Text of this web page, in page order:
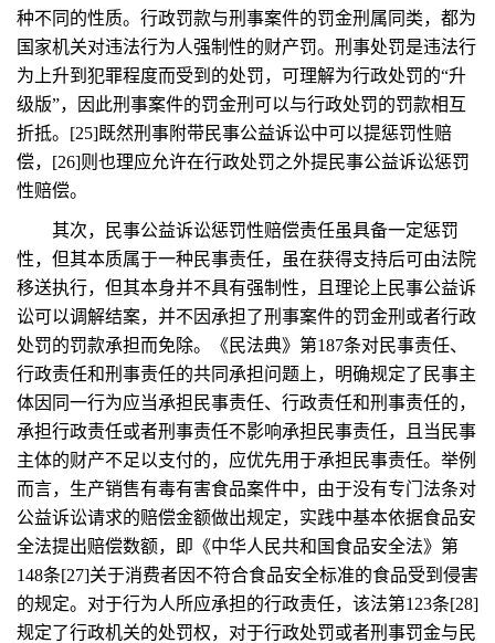
种不同的性质。行政罚款与刑事案件的罚金刑属同类，都为
国家机关对违法行为人强制性的财产罚。刑事处罚是违法行
为上升到犯罪程度而受到的处罚，可理解为行政处罚的“升
级版”，因此刑事案件的罚金刑可以与行政处罚的罚款相互
折抵。[25]既然刑事附带民事公益诉讼中可以提惩罚性赔
偿，[26]则也理应允许在行政处罚之外提民事公益诉讼惩罚
性赔偿。
其次，民事公益诉讼惩罚性赔偿责任虽具备一定惩罚
性，但其本质属于一种民事责任，虽在获得支持后可由法院
移送执行，但其本身并不具有强制性，且理论上民事公益诉
讼可以调解结案，并不因承担了刑事案件的罚金刑或者行政
处罚的罚款承担而免除。《民法典》第187条对民事责任、
行政责任和刑事责任的共同承担问题上，明确规定了民事主
体因同一行为应当承担民事责任、行政责任和刑事责任的，
承担行政责任或者刑事责任不影响承担民事责任，且当民事
主体的财产不足以支付的，应优先用于承担民事责任。举例
而言，生产销售有毒有害食品案件中，由于没有专门法条对
公益诉讼请求的赔偿金额做出规定，实践中基本依据食品安
全法提出赔偿数额，即《中华人民共和国食品安全法》第
148条[27]关于消费者因不符合食品安全标准的食品受到侵害
的规定。对于行为人所应承担的行政责任，该法第123条[28]
规定了行政机关的处罚权，对于行政处罚或者刑事罚金与民